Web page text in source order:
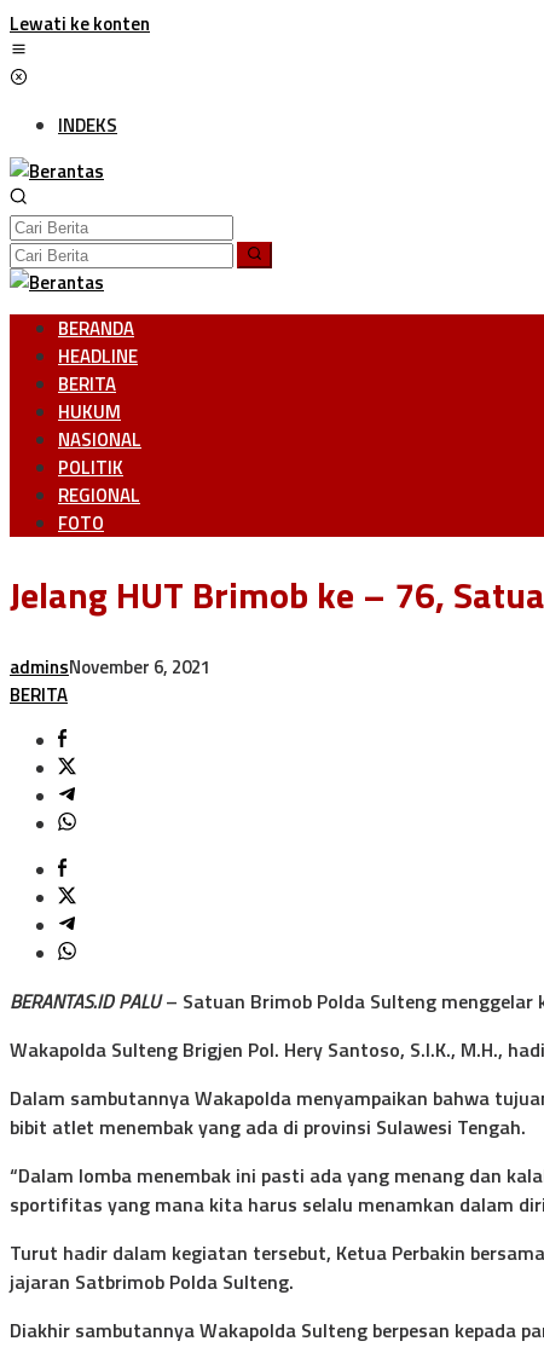
Lewati ke konten
INDEKS
BERANDA
HEADLINE
BERITA
HUKUM
NASIONAL
POLITIK
REGIONAL
FOTO
Jelang HUT Brimob ke – 76,
adminsNovember 6, 2021
BERITA
BERANTAS.ID PALU – Satuan Brimob Polda Sulteng
Wakapolda Sulteng Brigjen Pol. Hery Santoso, S.I.K., M.H.,
Dalam sambutannya Wakapolda menyampaikan bahwa
bibit atlet menembak yang ada di provinsi Sulawesi Tengah.
“Dalam lomba menembak ini pasti ada yang menang dan
sportifitas yang mana kita harus selalu menamkan dalam
Turut hadir dalam kegiatan tersebut, Ketua Perbakin
jajaran Satbrimob Polda Sulteng.
Diakhir sambutannya Wakapolda Sulteng berpesan kepada